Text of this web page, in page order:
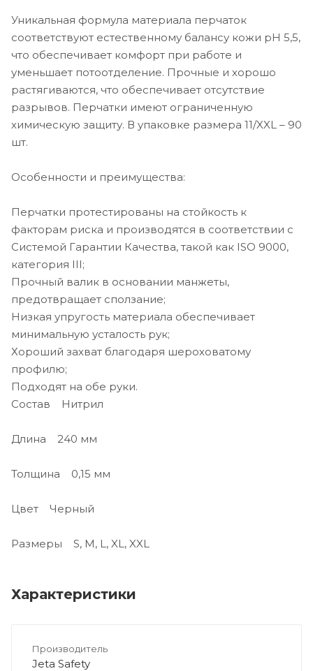
Уникальная формула материала перчаток
соответствуют естественному балансу кожи pH 5,5,
что обеспечивает комфорт при работе и
уменьшает потоотделение. Прочные и хорошо
растягиваются, что обеспечивает отсутствие
разрывов. Перчатки имеют ограниченную
химическую защиту. В упаковке размера 11/XXL – 90
шт.
Особенности и преимущества:
Перчатки протестированы на стойкость к
факторам риска и производятся в соответствии с
Системой Гарантии Качества, такой как ISO 9000,
категория III;
Прочный валик в основании манжеты,
предотвращает сползание;
Низкая упругость материала обеспечивает
минимальную усталость рук;
Хороший захват благодаря шероховатому
профилю;
Подходят на обе руки.
Состав Нитрил
Длина 240 мм
Толщина 0,15 мм
Цвет Черный
Размеры S, M, L, XL, XXL
Характеристики
Производитель
Jeta Safety